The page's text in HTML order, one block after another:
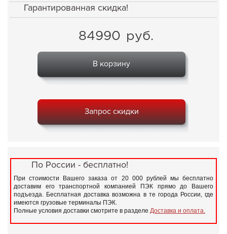
Гарантированная скидка!
84990 руб.
В корзину
Запрос скидки
По России - бесплатно!
При стоимости Вашего заказа от 20 000 рублей мы бесплатно
доставим его транспортной компанией ПЭК прямо до Вашего
подъезда. Бесплатная доставка возможна в те города России, где
имеются грузовые терминалы ПЭК.
Полные условия доставки смотрите в разделе Доставка и оплата.